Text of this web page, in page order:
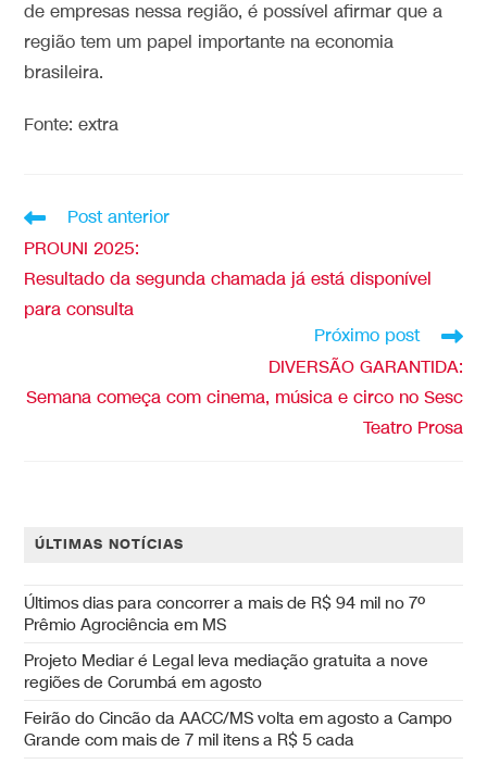
de empresas nessa região, é possível afirmar que a
região tem um papel importante na economia
brasileira.
Fonte: extra
Post anterior
PROUNI 2025:
Resultado da segunda chamada já está disponível
para consulta
Próximo post
DIVERSÃO GARANTIDA:
Semana começa com cinema, música e circo no Sesc
Teatro Prosa
ÚLTIMAS NOTÍCIAS
Últimos dias para concorrer a mais de R$ 94 mil no 7º
Prêmio Agrociência em MS
Projeto Mediar é Legal leva mediação gratuita a nove
regiões de Corumbá em agosto
Feirão do Cincão da AACC/MS volta em agosto a Campo
Grande com mais de 7 mil itens a R$ 5 cada